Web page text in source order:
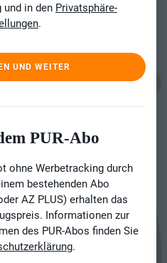
und in den Privatsphäre-
.
UND WEITER
PUR-Abo
ohne Werbetracking durch
bestehenden Abo
AZ PLUS) erhalten das
Informationen zur
des PUR-Abos finden Sie
.